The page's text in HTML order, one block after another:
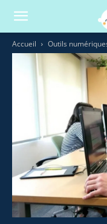
Accueil Outils